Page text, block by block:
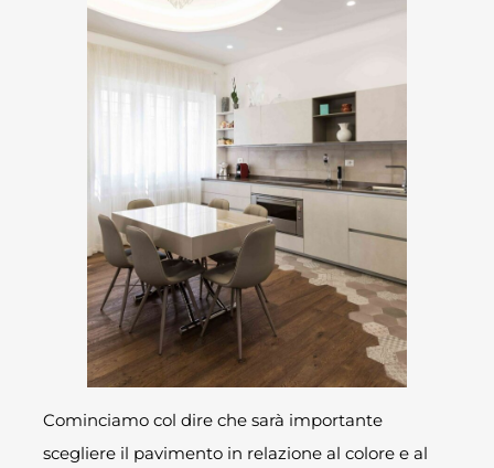
Cominciamo col dire che sarà importante
scegliere il pavimento in relazione al colore e al